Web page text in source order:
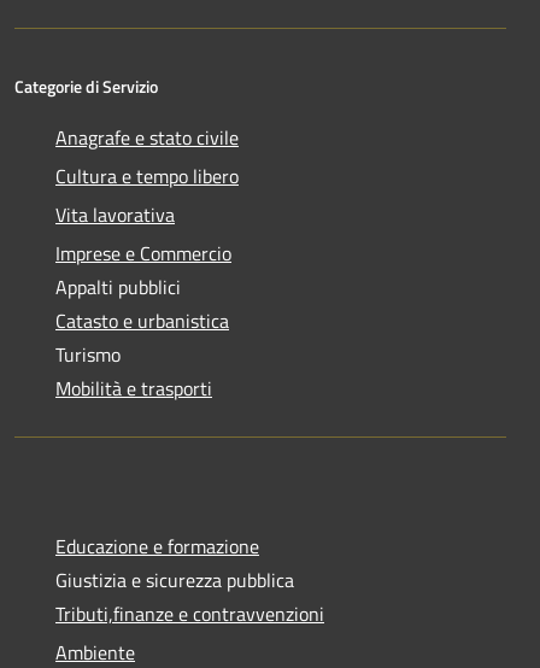
Categorie di Servizio
Anagrafe e stato civile
Cultura e tempo libero
Vita lavorativa
Imprese e Commercio
Appalti pubblici
Catasto e urbanistica
Turismo
Mobilità e trasporti
Educazione e formazione
Giustizia e sicurezza pubblica
Tributi,finanze e contravvenzioni
Ambiente